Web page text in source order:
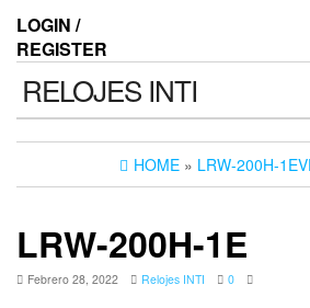
LOGIN /
REGISTER
RELOJES INTI
HOME » LRW-200H-
LRW-200H-1E
Febrero 28, 2022 Relojes INTI 0